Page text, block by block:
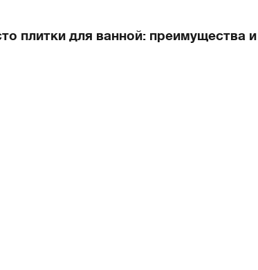
плитки для ванной: преимущества